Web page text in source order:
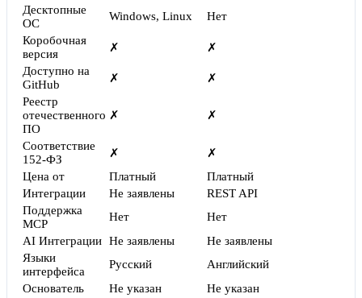
Десктопные
ОС
Windows, Linux
Нет
Коробочная
версия
✗
✗
Доступно на
GitHub
✗
✗
Реестр
отечественного
ПО
✗ ✗
Соответствие
152-ФЗ
✗
✗
Цена от
Платный
Платный
Интеграции
Не заявлены
REST API
Поддержка
MCP
Нет
Нет
AI Интеграции Не заявлены
Не заявлены
Языки
интерфейса
Русский
Английский
Основатель
Не указан
Не указан